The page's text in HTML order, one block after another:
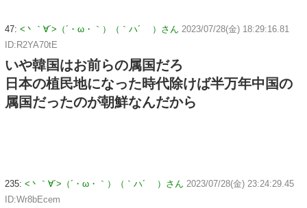
47: <丶｀∀´>（´・ω・｀）（｀ハ´ ）さん 2023/07/28(金) 18:29:16.81
ID:R2YA70tE
いや韓国はお前らの属国だろ
日本の植民地になった時代除けば半万年中国の
属国だったのが朝鮮なんだから
235: <丶｀∀´>（´・ω・｀）（｀ハ´ ）さん 2023/07/28(金) 23:24:29.45
ID:Wr8bEcem